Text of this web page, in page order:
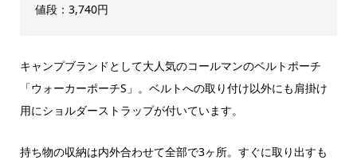
値段：3,740円
キャンプブランドとして大人気のコールマンのベルトポーチ
「ウォーカーポーチS」。ベルトへの取り付け以外にも肩掛け
用にショルダーストラップが付いています。
持ち物の収納は内外合わせて全部で3ヶ所。すぐに取り出すも